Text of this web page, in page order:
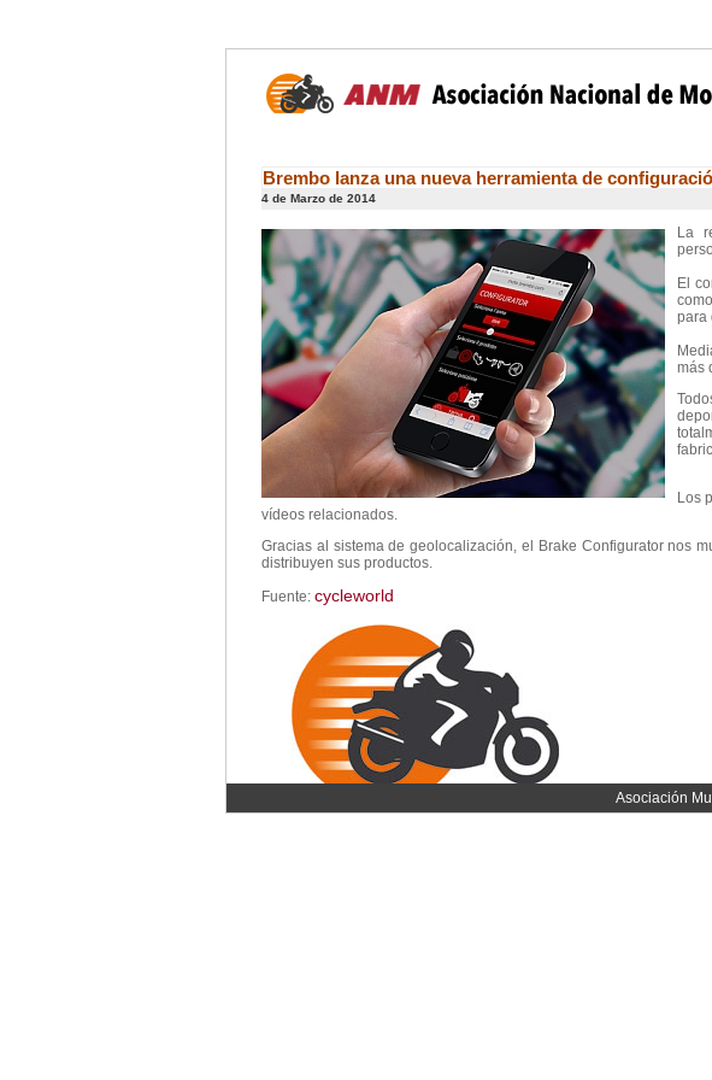
Brembo lanza una nueva herramienta de
4 de Marzo de 2014
La
El
para
más
Los
vídeos relacionados.
Gracias al sistema de geolocalización, el Brake Configurator nos
distribuyen sus productos.
Fuente: cycleworld
Asociación